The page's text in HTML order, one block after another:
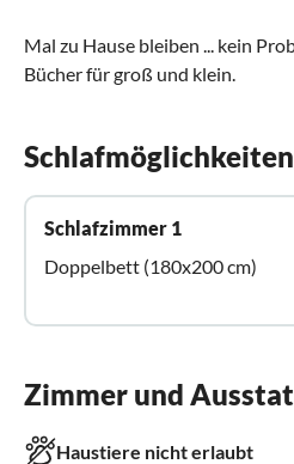
Mal zu Hause bleiben ... kein
Bücher für groß und klein.
Schlafmöglichkeiten
Schlafzimmer 1
Doppelbett (180x200 cm)
Zimmer und
Haustiere nicht erlaubt